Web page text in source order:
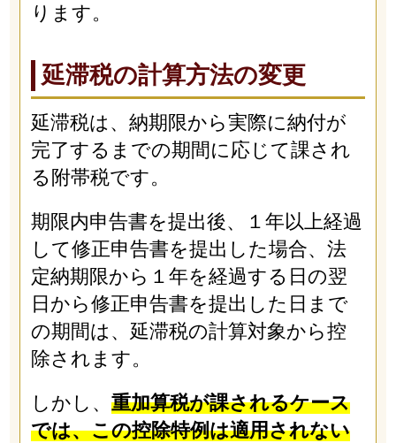
ります。
延滞税の計算方法の変更
延滞税は、納期限から実際に納付が
完了するまでの期間に応じて課され
る附帯税です。
期限内申告書を提出後、１年以上経過
して修正申告書を提出した場合、法
定納期限から１年を経過する日の翌
日から修正申告書を提出した日まで
の期間は、延滞税の計算対象から控
除されます。
しかし、 重加算税が課されるケース
では、この控除特例は適用されない